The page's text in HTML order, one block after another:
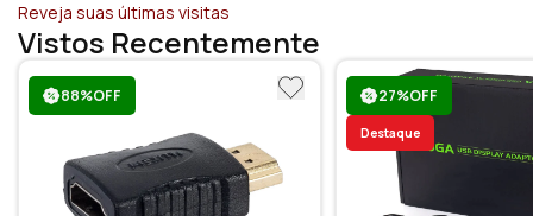
Reveja suas últimas visitas
Vistos Recentemente
88%OFF 27%OFF
Destaque